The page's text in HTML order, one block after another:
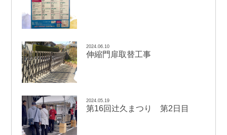
2024.06.10
伸縮門扉取替工事
2024.05.19
第16回辻久まつり 第2日目